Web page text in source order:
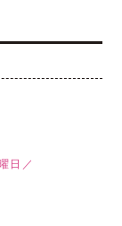
日／